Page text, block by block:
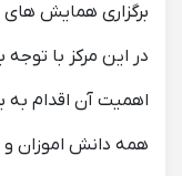
برگزاری همایش
در این مرکز با
اهمیت آن اقدام به
همه دانش اموزان و